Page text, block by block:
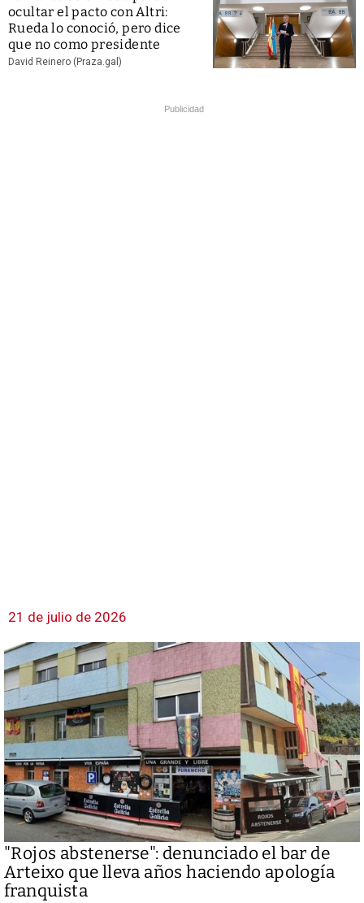
ocultar el pacto con Altri:
Rueda lo conoció, pero dice
que no como presidente
David Reinero (Praza.gal)
Publicidad
21 de julio de 2026
"Rojos abstenerse": denunciado el bar de
Arteixo que lleva años haciendo apología
franquista